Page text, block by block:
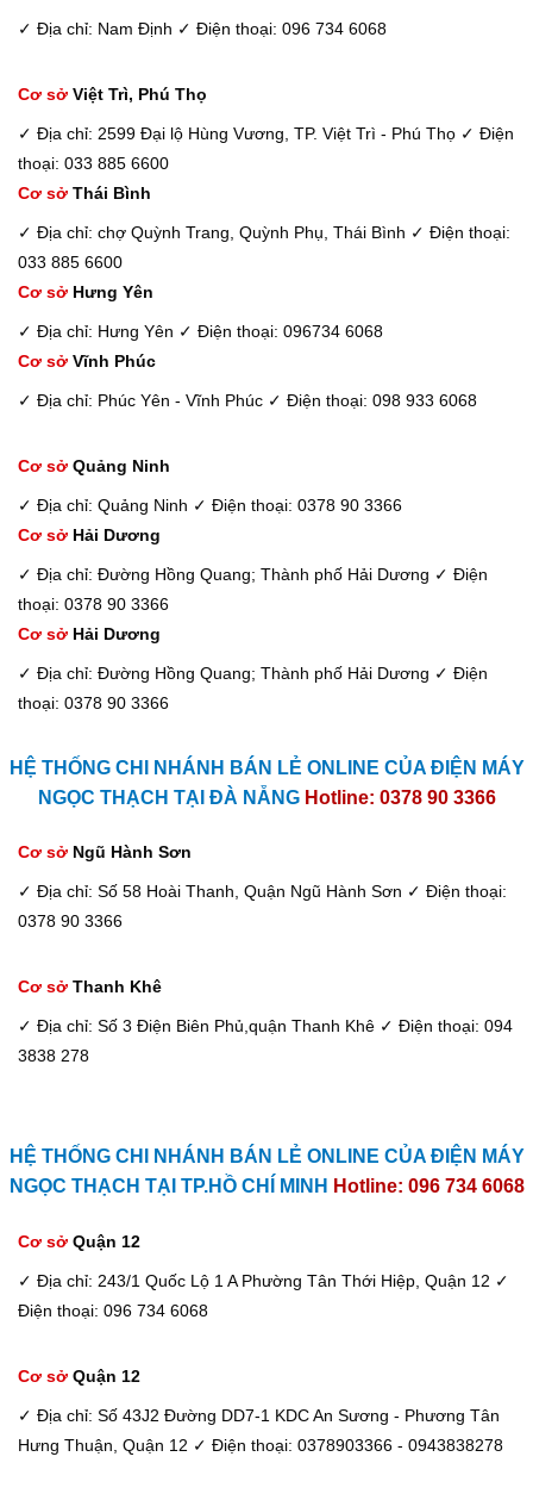
✓ Địa chỉ: Nam Định ✓ Điện thoại: 096 734 6068
Cơ sở Việt Trì, Phú Thọ
✓ Địa chỉ: 2599 Đại lộ Hùng Vương, TP. Việt Trì - Phú Thọ ✓ Điện
thoại: 033 885 6600
Cơ sở Thái Bình
✓ Địa chỉ: chợ Quỳnh Trang, Quỳnh Phụ, Thái Bình ✓ Điện thoại:
033 885 6600
Cơ sở Hưng Yên
✓ Địa chỉ: Hưng Yên ✓ Điện thoại: 096734 6068
Cơ sở Vĩnh Phúc
✓ Địa chỉ: Phúc Yên - Vĩnh Phúc ✓ Điện thoại: 098 933 6068
Cơ sở Quảng Ninh
✓ Địa chỉ: Quảng Ninh ✓ Điện thoại: 0378 90 3366
Cơ sở Hải Dương
✓ Địa chỉ: Đường Hồng Quang; Thành phố Hải Dương ✓ Điện
thoại: 0378 90 3366
Cơ sở Hải Dương
✓ Địa chỉ: Đường Hồng Quang; Thành phố Hải Dương ✓ Điện
thoại: 0378 90 3366
HỆ THỐNG CHI NHÁNH BÁN LẺ ONLINE CỦA ĐIỆN MÁY
NGỌC THẠCH TẠI ĐÀ NẴNG Hotline: 0378 90 3366
Cơ sở Ngũ Hành Sơn
✓ Địa chỉ: Số 58 Hoài Thanh, Quận Ngũ Hành Sơn ✓ Điện thoại:
0378 90 3366
Cơ sở Thanh Khê
✓ Địa chỉ: Số 3 Điện Biên Phủ,quận Thanh Khê ✓ Điện thoại: 094
3838 278
HỆ THỐNG CHI NHÁNH BÁN LẺ ONLINE CỦA ĐIỆN MÁY
NGỌC THẠCH TẠI TP.HỒ CHÍ MINH Hotline: 096 734 6068
Cơ sở Quận 12
✓ Địa chỉ: 243/1 Quốc Lộ 1 A Phường Tân Thới Hiệp, Quận 12 ✓
Điện thoại: 096 734 6068
Cơ sở Quận 12
✓ Địa chỉ: Số 43J2 Đường DD7-1 KDC An Sương - Phương Tân
Hưng Thuận, Quận 12 ✓ Điện thoại: 0378903366 - 0943838278